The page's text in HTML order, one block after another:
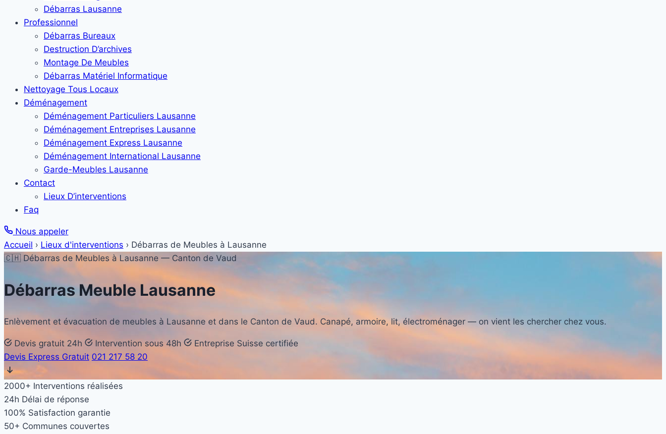
Débarras Lausanne
Professionnel
Débarras Bureaux
Destruction D’archives
Montage De Meubles
Débarras Matériel Informatique
Nettoyage Tous Locaux
Déménagement
Déménagement Particuliers Lausanne
Déménagement Entreprises Lausanne
Déménagement Express Lausanne
Déménagement International Lausanne
Garde-Meubles Lausanne
Contact
Lieux D’interventions
Faq
Nous appeler
Accueil › Lieux d'interventions › Débarras de Meubles à Lausanne
🇨🇭 Débarras de Meubles à Lausanne — Canton de Vaud
Débarras Meuble Lausanne
Enlèvement et évacuation de meubles à Lausanne et dans le Canton de Vaud. Canapé, armoire, lit, électroménager — on vient les chercher chez vous.
Devis gratuit 24h Intervention sous 48h
Entreprise Suisse certifiée
Devis Express Gratuit 021 217 58 20
2000+ Interventions réalisées
24h Délai de réponse
100% Satisfaction garantie
50+ Communes couvertes